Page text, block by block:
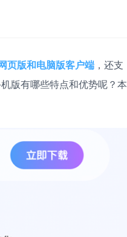
网页版和电脑版客户端 ，还支
版有哪些特点和优势呢？本